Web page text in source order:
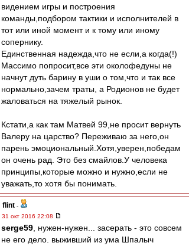
видением игры и построения
команды,подбором тактики и исполнителей в
тот или иной момент и к тому или иному
сопернику.
Единственная надежда,что не если,а когда(!)
Массимо попросит,все эти околофедуны не
начнут дуть барину в уши о том,что и так все
нормально,зачем траты, а Родионов не будет
жаловаться на тяжелый рынок.
Кстати,а как там Матвей 99,не просит вернуть
Валеру на царство? Переживаю за него,он
парень эмоциональный.Хотя,уверен,победам
он очень рад. Это без смайлов.У человека
принципы,которые можно и нужно,если не
уважать,то хотя бы понимать.
flint -
31 окт 2016 22:08
serge59 , нужен-нужен... засерать - это совсем
не его дело. выживший из ума Шпалыч